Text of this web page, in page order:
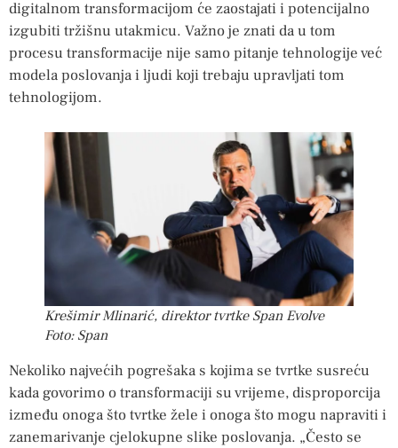
digitalnom transformacijom će zaostajati i potencijalno
izgubiti tržišnu utakmicu. Važno je znati da u tom
procesu transformacije nije samo pitanje tehnologije već
modela poslovanja i ljudi koji trebaju upravljati tom
tehnologijom.
Krešimir Mlinarić, direktor tvrtke Span Evolve
Foto: Span
Nekoliko najvećih pogrešaka s kojima se tvrtke susreću
kada govorimo o transformaciji su vrijeme, disproporcija
između onoga što tvrtke žele i onoga što mogu napraviti i
zanemarivanje cjelokupne slike poslovanja. „Često se